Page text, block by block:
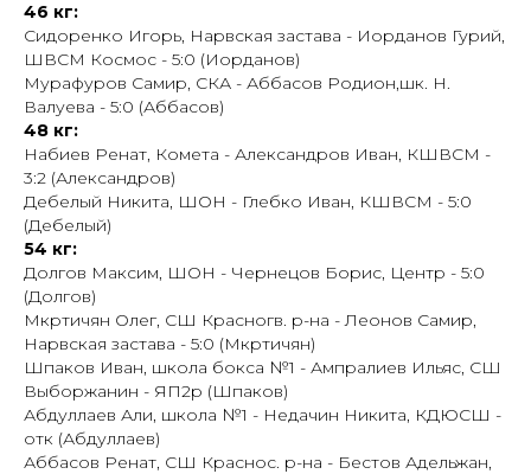
46 кг:
Сидоренко Игорь, Нарвская застава - Иорданов Гурий,
ШВСМ Космос - 5:0 (Иорданов)
Мурафуров Самир, СКА - Аббасов Родион,шк. Н.
Валуева - 5:0 (Аббасов)
48 кг:
Набиев Ренат, Комета - Александров Иван, КШВСМ -
3:2 (Александров)
Дебелый Никита, ШОН - Глебко Иван, КШВСМ - 5:0
(Дебелый)
54 кг:
Долгов Максим, ШОН - Чернецов Борис, Центр - 5:0
(Долгов)
Мкртичян Олег, СШ Красногв. р-на - Леонов Самир,
Нарвская застава - 5:0 (Мкртичян)
Шпаков Иван, школа бокса №1 - Ампралиев Ильяс, СШ
Выборжанин - ЯП2р (Шпаков)
Абдуллаев Али, школа №1 - Недачин Никита, КДЮСШ -
отк (Абдуллаев)
Аббасов Ренат, СШ Краснос. р-на - Бестов Адельжан,